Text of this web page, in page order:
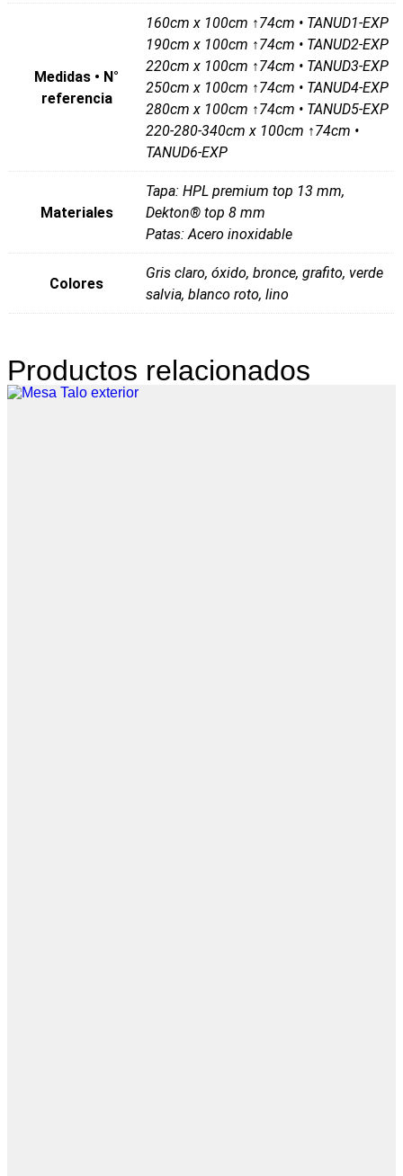
Medidas • N°
referencia
160cm x 100cm ↑74cm • TANUD1-EXP
190cm x 100cm ↑74cm • TANUD2-EXP
220cm x 100cm ↑74cm • TANUD3-EXP
250cm x 100cm ↑74cm • TANUD4-EXP
280cm x 100cm ↑74cm • TANUD5-EXP
220-280-340cm x 100cm ↑74cm •
TANUD6-EXP
Materiales
Tapa: HPL premium top 13 mm,
Dekton® top 8 mm
Patas: Acero inoxidable
Colores
Gris claro, óxido, bronce, grafito, verde
salvia, blanco roto, lino
Productos relacionados